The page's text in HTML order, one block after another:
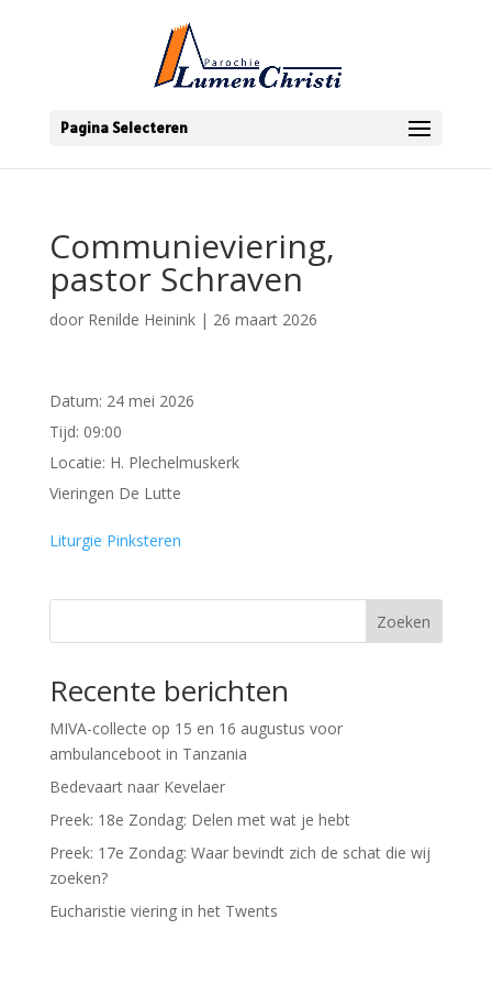
Pagina Selecteren
Communieviering,
pastor Schraven
door Renilde Heinink| 26 maart 2026
Datum: 24 mei 2026
Tijd: 09:00
Locatie: H. Plechelmuskerk
Vieringen De Lutte
Liturgie Pinksteren
Zoeken
Recente berichten
MIVA-collecte op 15 en 16 augustus voor
ambulanceboot in Tanzania
Bedevaart naar Kevelaer
Preek: 18e Zondag: Delen met wat je hebt
Preek: 17e Zondag: Waar bevindt zich de schat die wij
zoeken?
Eucharistie viering in het Twents